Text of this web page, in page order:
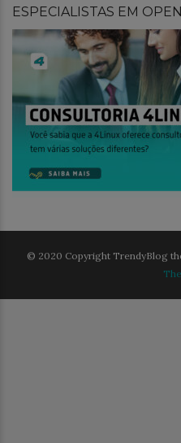
ESPECIALISTAS EM
© 2020 Copyright TrendyBlog